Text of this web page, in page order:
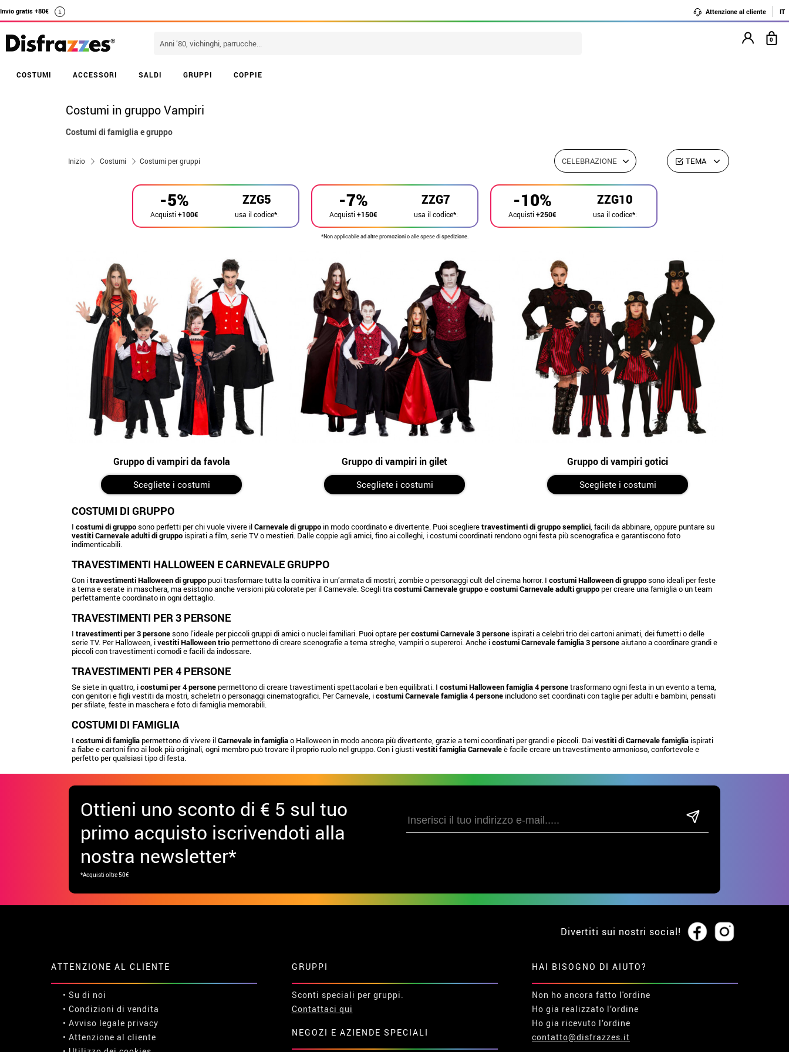
Invio gratis +80€ i Attenzione al cliente IT
COSTUMI ACCESSORI SALDI GRUPPI COPPIE
0
Costumi in gruppo Vampiri
Costumi di famiglia e gruppo
Inizio Costumi Costumi per gruppi CELEBRAZIONE TEMA
-5%
Acquisti+100€
ZZG5
usa il codice*:
-7%
Acquisti+150€
ZZG7
usa il codice*:
-10%
Acquisti+250€
ZZG10
usa il codice*:
*Non applicabile ad altre promozioni o alle spese di spedizione.
Gruppo di vampiri da favola
Scegliete i costumi
Gruppo di vampiri in gilet
Scegliete i costumi
Gruppo di vampiri gotici
Scegliete i costumi
COSTUMI DI GRUPPO
I costumi di grupposono perfetti per chi vuole vivere ilCarnevale di gruppo in modo coordinato e divertente. Puoi sceglieretravestimenti di gruppo semplici , facili da abbinare, oppure puntare su
vestiti Carnevale adulti di gruppo ispirati a film, serie TV o mestieri. Dalle coppie agli amici, fino ai colleghi, i costumi coordinati rendono ogni festa più scenografica e garantiscono foto
indimenticabili.
TRAVESTIMENTI HALLOWEEN E CARNEVALE GRUPPO
Con itravestimenti Halloween di gruppopuoi trasformare tutta la comitiva in un’armata di mostri, zombie o personaggi cult del cinema horror. I costumi Halloween di grupposono ideali per feste
a tema e serate in maschera, ma esistono anche versioni più colorate per il Carnevale. Scegli tracostumi Carnevale gruppoecostumi Carnevale adulti gruppoper creare una famiglia o un team
perfettamente coordinato in ogni dettaglio.
TRAVESTIMENTI PER 3 PERSONE
I travestimenti per 3 personesono l’ideale per piccoli gruppi di amici o nuclei familiari. Puoi optare percostumi Carnevale 3 persone ispirati a celebri trio dei cartoni animati, dei fumetti o delle
serie TV. Per Halloween, ivestiti Halloween triopermettono di creare scenografie a tema streghe, vampiri o supereroi. Anche icostumi Carnevale famiglia 3 personeaiutano a coordinare grandi e
piccoli con travestimenti comodi e facili da indossare.
TRAVESTIMENTI PER 4 PERSONE
Se siete in quattro, icostumi per 4 personepermettono di creare travestimenti spettacolari e ben equilibrati. I costumi Halloween famiglia 4 personetrasformano ogni festa in un evento a tema,
con genitori e figli vestiti da mostri, scheletri o personaggi cinematografici. Per Carnevale, icostumi Carnevale famiglia 4 persone includono set coordinati con taglie per adulti e bambini, pensati
per sfilate, feste in maschera e foto di famiglia memorabili.
COSTUMI DI FAMIGLIA
I costumi di famigliapermettono di vivere ilCarnevale in famigliao Halloween in modo ancora più divertente, grazie a temi coordinati per grandi e piccoli. Daivestiti di Carnevale famiglia ispirati
a fiabe e cartoni fino ai look più originali, ogni membro può trovare il proprio ruolo nel gruppo. Con i giustivestiti famiglia Carnevaleè facile creare un travestimento armonioso, confortevole e
perfetto per qualsiasi tipo di festa.
Ottieni uno sconto di € 5 sul tuo
primo acquisto iscrivendoti alla
nostra newsletter*
*Acquisti oltre 50€
Divertiti sui nostri social!
ATTENZIONE AL CLIENTE
• Su di noi
• Condizioni di vendita
• Avviso legale privacy
• Attenzione al cliente
GRUPPI
Sconti speciali per gruppi.
Contattaci qui
NEGOZI E AZIENDE SPECIALI
HAI BISOGNO DI AIUTO?
Non ho ancora fatto l'ordine
Ho gia realizzato l’ordine
Ho gia ricevuto l’ordine
contatto@disfrazzes.it